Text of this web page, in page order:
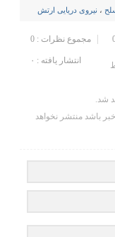
، نیروی دریایی ارتش
مجموع نظرات : 0
انتشار یافته : ۰
شد.
باشد منتشر نخواهد